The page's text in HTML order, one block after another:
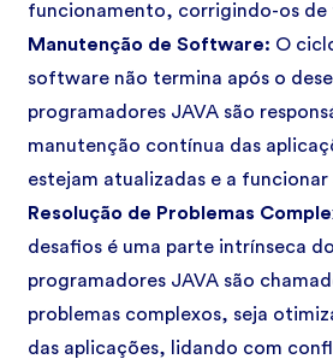
funcionamento, corrigindo-os de
Manutenção de Software: O
software não termina após o
programadores JAVA são
manutenção contínua das
estejam atualizadas e a funcionar
Resolução de Problemas
desafios é uma parte intrínseca
programadores JAVA são
problemas complexos, seja
das aplicações, lidando com